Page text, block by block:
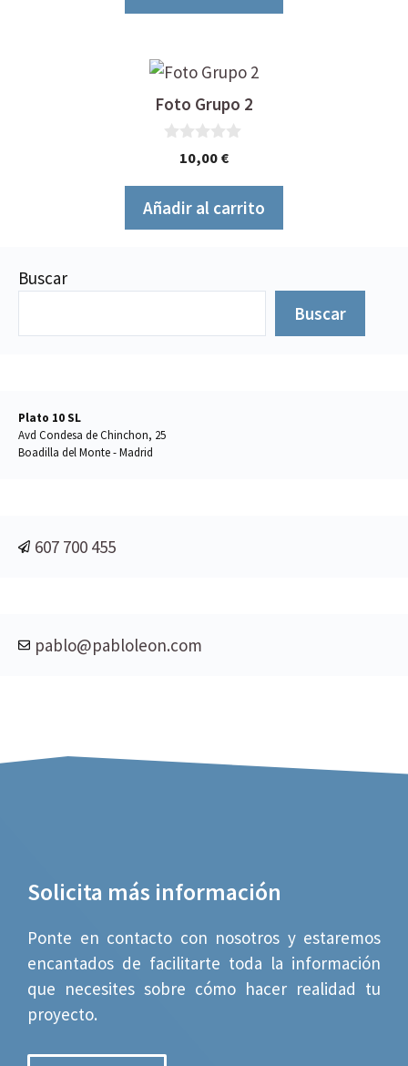
Foto Grupo 2
10,00 €
Añadir al carrito
Buscar
Buscar
Plato 10 SL
Avd Condesa de Chinchon, 25
Boadilla del Monte - Madrid
607 700 455
pablo@pabloleon.com
Solicita más información
Ponte en contacto con nosotros y estaremos
encantados de facilitarte toda la información
que necesites sobre cómo hacer realidad tu
proyecto.